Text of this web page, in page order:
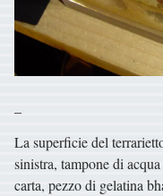
La superficie del
sinistra, tampone di
carta, pezzo di gelatina